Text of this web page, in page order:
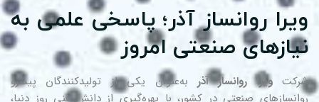
روانساز آذر؛ پاسخی علمی به
صنعتی امروز
ویرا روانساز آذربه‌عنوان یکی از تولیدکنندگان پیشرو
صنعتی در کشور، با بهره‌گیری از دانش فنی روز دنیا،